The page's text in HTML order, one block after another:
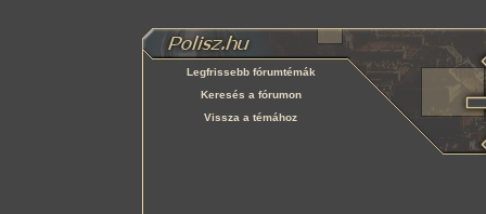
Legfrissebb fórumtémák
Keresés a fórumon
Vissza a témához